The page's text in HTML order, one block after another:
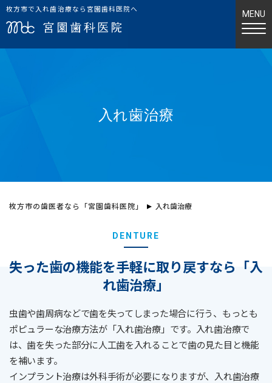
枚方市で入れ歯治療なら宮園歯科医院へ
入れ歯治療
枚方市の歯医者なら「宮園歯科医院」 入れ歯治療
DENTURE
失った歯の機能を手軽に取り戻すなら「入
れ歯治療」
虫歯や歯周病などで歯を失ってしまった場合に行う、もっとも
ポピュラーな治療方法が「入れ歯治療」です。入れ歯治療で
は、歯を失った部分に人工歯を入れることで歯の見た目と機能
を補います。
インプラント治療は外科手術が必要になりますが、入れ歯治療